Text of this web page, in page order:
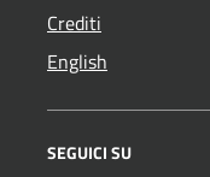
Crediti
English
SEGUICI SU